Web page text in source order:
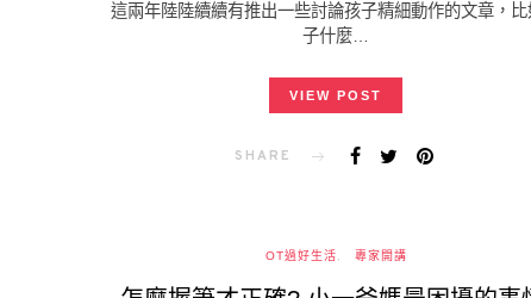
這兩年陸陸續續有推出一些討論孩子精細動作的文章，比
子什麼…
VIEW POST
SHARE
OT過好生活 專家開講